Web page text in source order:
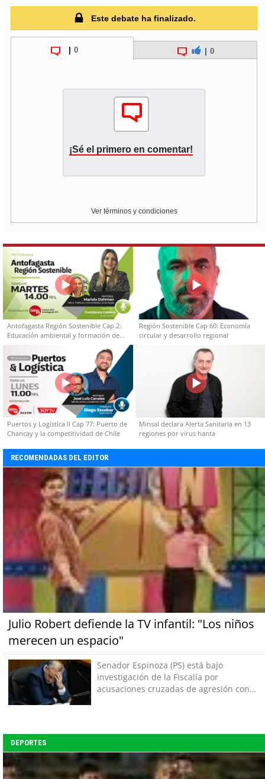
Este debate ha finalizado.
0 0
¡Sé el primero en comentar!
Ver términos y condiciones
Antofagasta Región Sostenible Cap.2:
Educación ambiental y formación de
capacidades técnicas
Región Sostenible Cap 60: Economía
circular y desarrollo regional
Puertos y Logística II Cap 77: Puerto de
Chancay y la competitividad de Chile
Minsal declara Alerta Sanitaria en 13
regiones por virus hanta
RECOMENDADAS DEL EDITOR
Julio Robert defiende la TV infantil: "Los niños
merecen un espacio"
Senador Espinoza (PS) está bajo
investigación de la Fiscalía por
acusaciones cruzadas de agresión con
DEPORTES